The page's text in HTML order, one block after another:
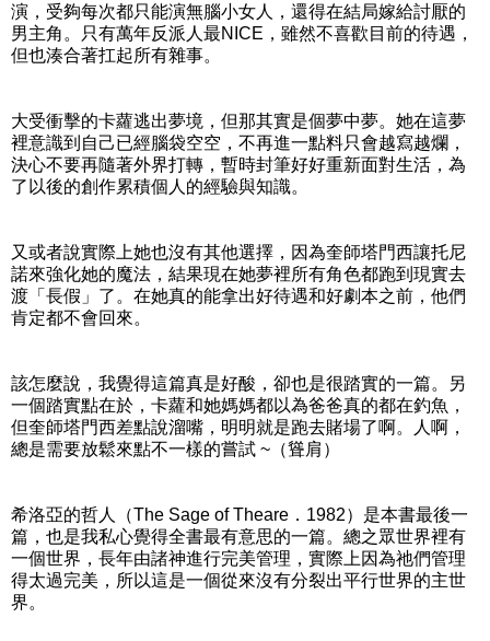
演，受夠每次都只能演無腦小女人，還得在結局嫁給討厭的
男主角。只有萬年反派人最NICE，雖然不喜歡目前的待遇，
但也湊合著扛起所有雜事。
大受衝擊的卡蘿逃出夢境，但那其實是個夢中夢。她在這夢
裡意識到自己已經腦袋空空，不再進一點料只會越寫越爛，
決心不要再隨著外界打轉，暫時封筆好好重新面對生活，為
了以後的創作累積個人的經驗與知識。
又或者說實際上她也沒有其他選擇，因為奎師塔門西讓托尼
諾來強化她的魔法，結果現在她夢裡所有角色都跑到現實去
渡「長假」了。在她真的能拿出好待遇和好劇本之前，他們
肯定都不會回來。
該怎麼說，我覺得這篇真是好酸，卻也是很踏實的一篇。另
一個踏實點在於，卡蘿和她媽媽都以為爸爸真的都在釣魚，
但奎師塔門西差點說溜嘴，明明就是跑去賭場了啊。人啊，
總是需要放鬆來點不一樣的嘗試 ~（聳肩）
希洛亞的哲人（The Sage of Theare．1982）是本書最後一
篇，也是我私心覺得全書最有意思的一篇。總之眾世界裡有
一個世界，長年由諸神進行完美管理，實際上因為祂們管理
得太過完美，所以這是一個從來沒有分裂出平行世界的主世
界。